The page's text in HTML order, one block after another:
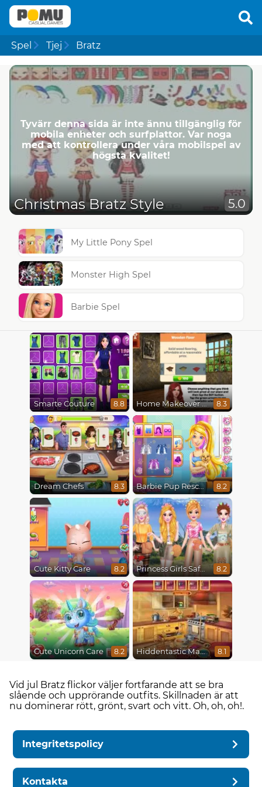
Spel Tjej Bratz
Tyvärr denna sida är inte ännu tillgänglig för
mobila enheter och surfplattor. Var noga
med att kontrollera under våra mobilspel av
högsta kvalitet!
Christmas Bratz Style 5.0
My Little Pony Spel
Monster High Spel
Barbie Spel
Smarte Couture 8.8 Home Makeover Hidden Object 8.3
Dream Chefs 8.3 Barbie Pup Rescue 8.2
Cute Kitty Care 8.2 Princess Girls Safari Trip 8.2
Cute Unicorn Care 8.2 Hiddentastic Mansion 8.1
Vid jul Bratz flickor väljer fortfarande att se bra
slående och upprörande outfits. Skillnaden är att
nu dominerar rött, grönt, svart och vitt. Oh, oh, oh!.
Integritetspolicy
Kontakta